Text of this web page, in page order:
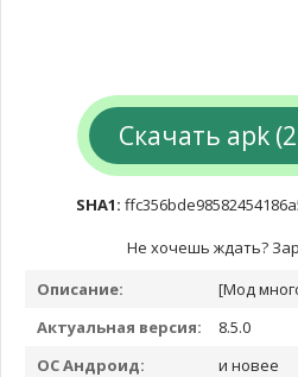
Скачать apk
SHA1:
Не хочешь ждать?
Описание:
[Мод
Актуальная версия:
8.5.0
ОС Андроид:
и новее